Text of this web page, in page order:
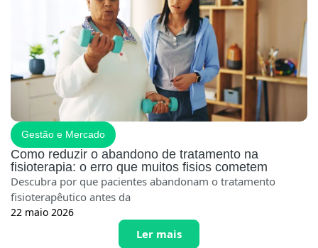
Gestão e Mercado
Como reduzir o abandono de tratamento na
fisioterapia: o erro que muitos fisios cometem
Descubra por que pacientes abandonam o tratamento
fisioterapêutico antes da
22 maio 2026
Ler mais